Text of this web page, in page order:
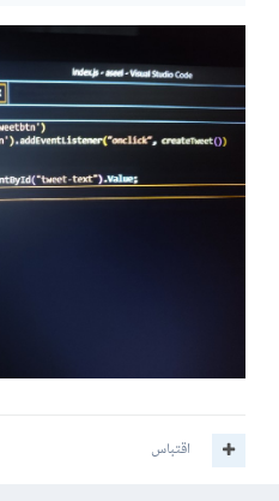
اقتباس